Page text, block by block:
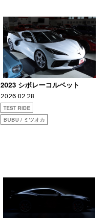
2023 シボレーコルベット
2026.02.28
TEST RIDE
BUBU / ミツオカ